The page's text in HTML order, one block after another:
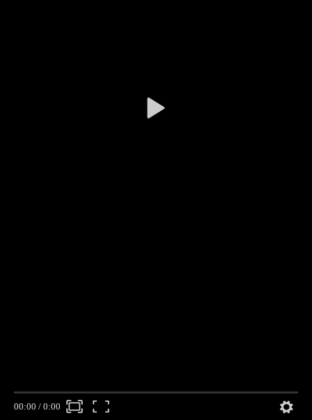
00:00 / 0:00